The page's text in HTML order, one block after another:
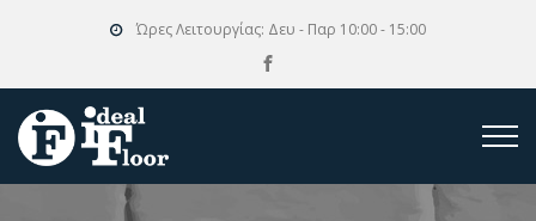
Ώρες Λειτουργίας: Δευ - Παρ 10:00 - 15:00